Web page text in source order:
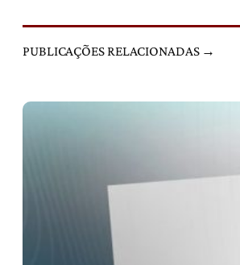
PUBLICAÇÕES RELACIONADAS →